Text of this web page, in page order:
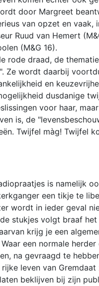
door Margreet
van opzet en vaak,
Ruud van Hemert
(M&G 16).
rode draad, de
Ze wordt daarbij
en
dusdanige
voor haar,
is, de
Twijfel màg! Twijfel
is namelijk
een tikje te
wordt in ieder geval
stukjes volgt braaf
krijg je een
een normale
na gevraagd te
leven van Gremdaat
beklijven bij zijn